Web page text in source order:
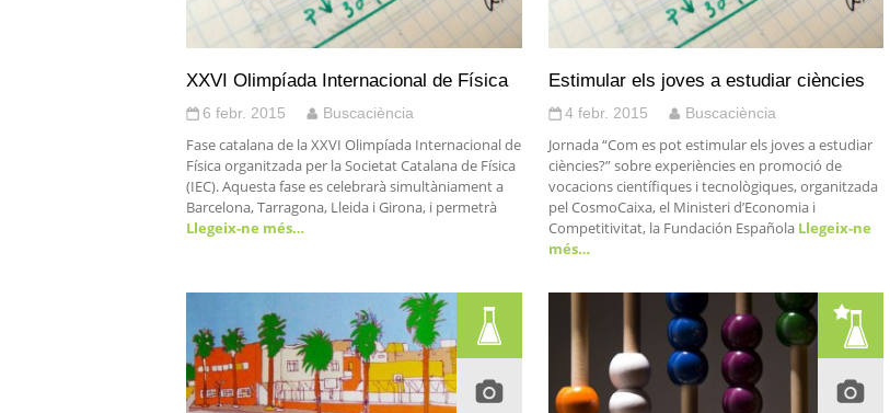
XXVI Olimpíada Internacional de Física
6 febr. 2015 Buscaciència
Fase catalana de la XXVI Olimpíada Internacional de
Física organitzada per la Societat Catalana de Física
(IEC). Aquesta fase es celebrarà simultàniament a
Barcelona, Tarragona, Lleida i Girona, i permetrà
Llegeix-ne més…
Estimular els joves a estudiar ciències
4 febr. 2015 Buscaciència
Jornada “Com es pot estimular els joves a estudiar
ciències?” sobre experiències en promoció de
vocacions científiques i tecnològiques, organitzada
pel CosmoCaixa, el Ministeri d’Economia i
Competitivitat, la Fundación EspañolaLlegeix-ne
més…